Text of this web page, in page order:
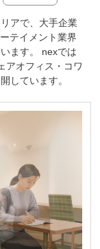
アで、大手企業
テイメント業界
ます。 nexでは
アオフィス・コワ
しています。